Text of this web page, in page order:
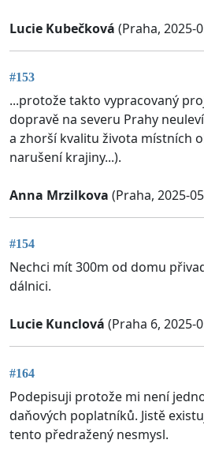
Lucie Kubečková (Praha, 2025-
#153
...protože takto vypracovaný
dopravě na severu Prahy
a zhorší kvalitu života místních
narušení krajiny...).
Anna Mrzilkova (Praha, 2025-
#154
Nechci mít 300m od domu
dálnici.
Lucie Kunclová (Praha 6, 2025-
#164
Podepisuji protože mi není
daňových poplatníků. Jistě
tento předražený nesmysl.